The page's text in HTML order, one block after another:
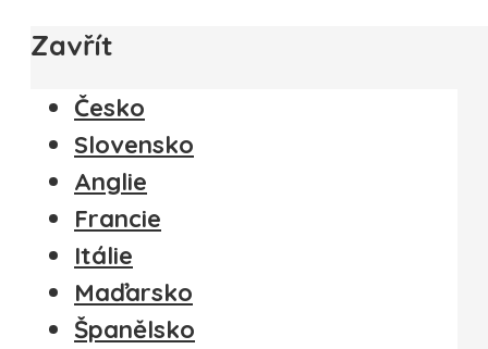
Zavřít
Česko
Slovensko
Anglie
Francie
Itálie
Maďarsko
Španělsko